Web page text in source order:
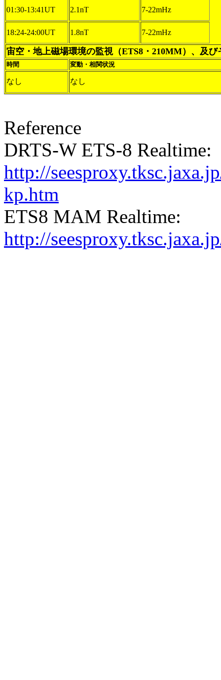
01:30-13:41UT 2.1nT 7-22mHz
18:24-24:00UT 1.8nT 7-22mHz
宙空・地上磁場環境の監視（ETS8・210MM）、及び
時間 変動・相関状況
なし なし
Reference
DRTS-W ETS-8 Realtime:
http://
kp.htm
ETS8 MAM Realtime:
http://